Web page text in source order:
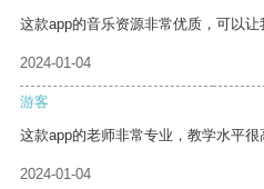
这款app的音乐资源非常优质，可以让
2024-01-04
游客
这款app的老师非常专业，教学水平很
2024-01-04